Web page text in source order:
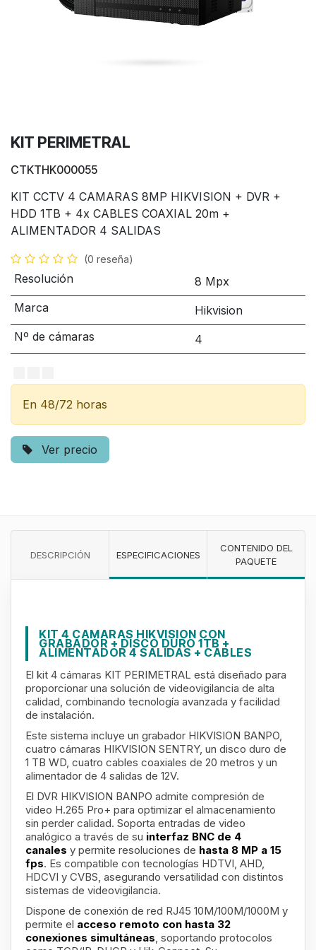
KIT PERIMETRAL
CTKTHK000055
KIT CCTV 4 CAMARAS 8MP HIKVISION + DVR +
HDD 1TB + 4x CABLES COAXIAL 20m +
ALIMENTADOR 4 SALIDAS
(0 reseña)
Resolución
8 Mpx
Marca
Hikvision
Nº de cámaras
4
En 48/72 horas
Ver precio
DESCRIPCIÓN ESPECIFICACIONES
CONTENIDO DEL
PAQUETE
KIT 4 CAMARAS HIKVISION CON
GRABADOR + DISCO DURO 1TB +
ALIMENTADOR 4 SALIDAS + CABLES
El kit 4 cámaras KIT PERIMETRAL está diseñado para
proporcionar una solución de videovigilancia de alta
calidad, combinando tecnología avanzada y facilidad
de instalación.
Este sistema incluye un grabador HIKVISION BANPO,
cuatro cámaras HIKVISION SENTRY, un disco duro de
1 TB WD, cuatro cables coaxiales de 20 metros y un
alimentador de 4 salidas de 12V.
El DVR HIKVISION BANPO admite compresión de
video H.265 Pro+ para optimizar el almacenamiento
sin perder calidad. Soporta entradas de video
analógico a través de su interfaz BNC de 4
canales y permite resoluciones de hasta 8 MP a 15
fps. Es compatible con tecnologías HDTVI, AHD,
HDCVI y CVBS, asegurando versatilidad con distintos
sistemas de videovigilancia.
Dispone de conexión de red RJ45 10M/100M/1000M y
permite el acceso remoto con hasta 32
conexiones simultáneas, soportando protocolos